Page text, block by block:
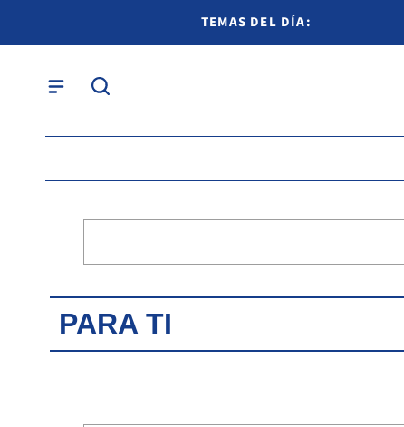
TEMAS DEL DÍA:
PARA TI